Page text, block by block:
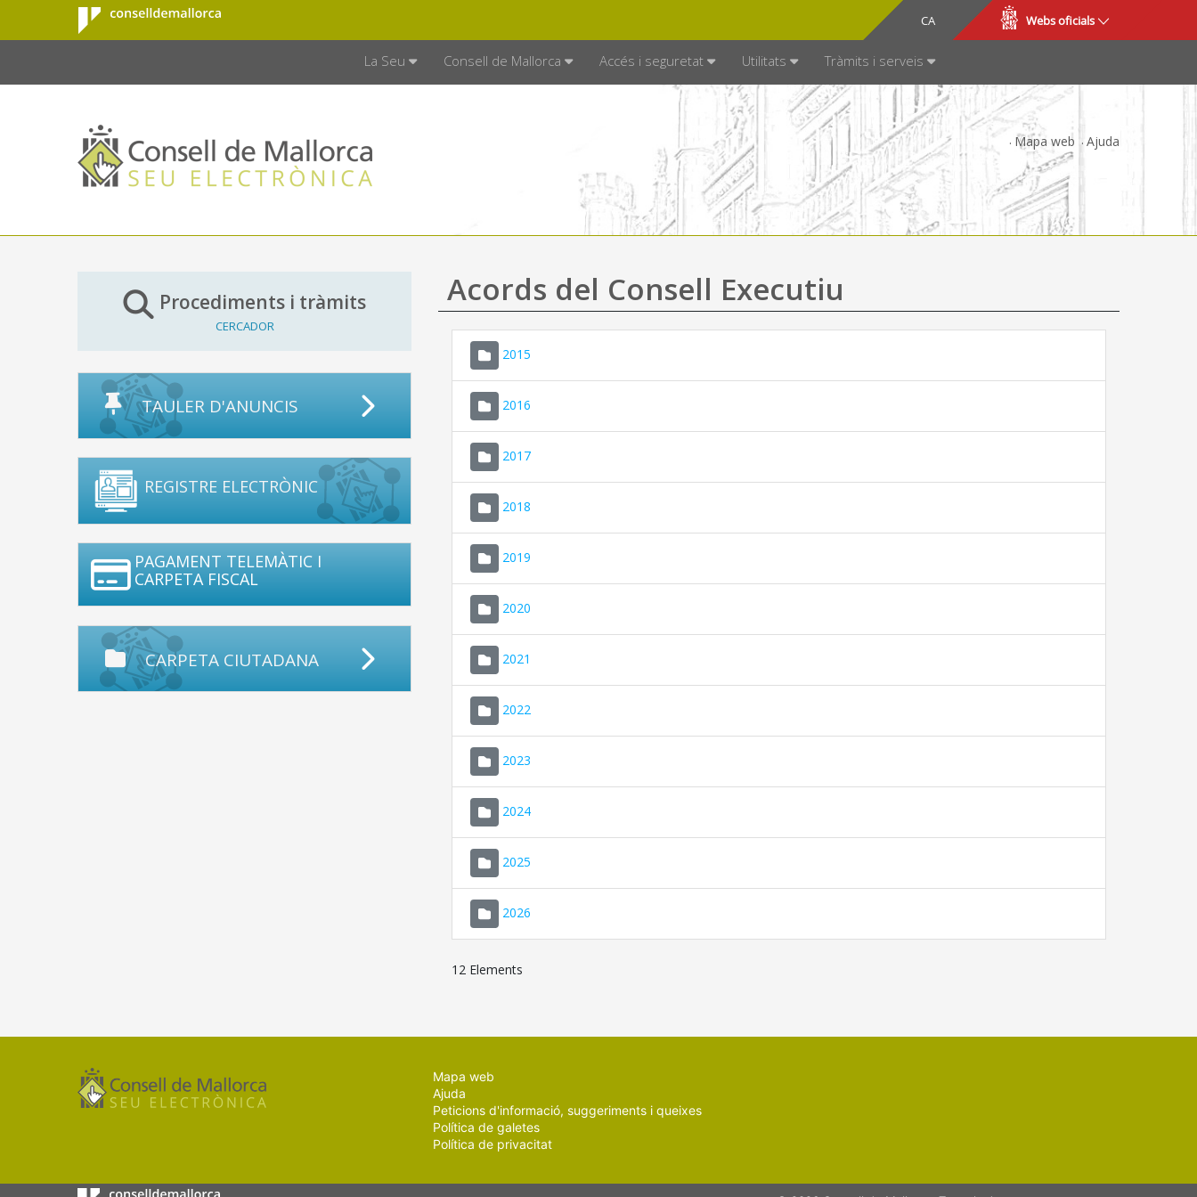
Salta al contingut principal
Consell de
Mallorca
CA
ES Webs oficials
La Seu Consell de Mallorca Accés i seguretat Utilitats Tràmits i serveis
Mapa web Ajuda
Procediments i tràmits
CERCADOR
TAULER D'ANUNCIS
REGISTRE ELECTRÒNIC
PAGAMENT TELEMÀTIC I
CARPETA FISCAL
CARPETA CIUTADANA
Acords del Consell Executiu
2015
2016
2017
2018
2019
2020
2021
2022
2023
2024
2025
2026
12 Elements
Mapa web
Ajuda
Peticions d'informació, suggeriments i queixes
Política de galetes
Política de privacitat